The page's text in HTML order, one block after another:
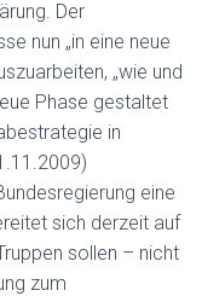
Der
nun „in eine neue
„wie und
Phase gestaltet
in
eine
sich derzeit auf
sollen – nicht
zum